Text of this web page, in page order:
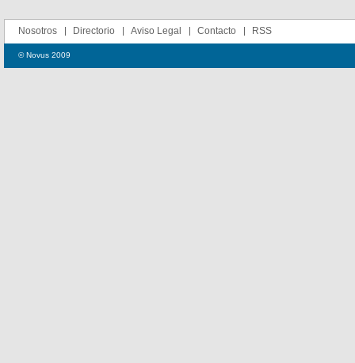
Nosotros Directorio Aviso Legal Contacto RSS
© Novus 2009